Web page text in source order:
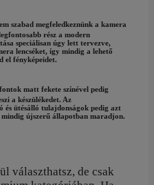
szabad megfeledkeznünk a kamera
rész a modern
speciálisan úgy lett tervezve,
lencséket, így mindig a lehető
el fényképeidet.
matt fekete színével pedig
a készülékedet. Az
és ütésálló tulajdonságok pedig azt
újszerű állapotban maradjon.
választhatsz, de csak